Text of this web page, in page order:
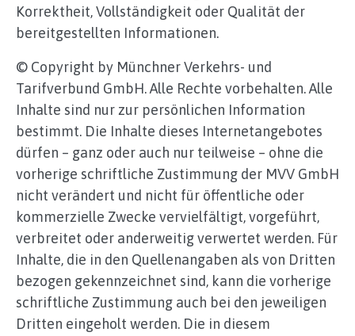
Korrektheit, Vollständigkeit oder Qualität der
bereitgestellten Informationen.
© Copyright by Münchner Verkehrs- und
Tarifverbund GmbH. Alle Rechte vorbehalten. Alle
Inhalte sind nur zur persönlichen Information
bestimmt. Die Inhalte dieses Internetangebotes
dürfen – ganz oder auch nur teilweise – ohne die
vorherige schriftliche Zustimmung der MVV GmbH
nicht verändert und nicht für öffentliche oder
kommerzielle Zwecke vervielfältigt, vorgeführt,
verbreitet oder anderweitig verwertet werden. Für
Inhalte, die in den Quellenangaben als von Dritten
bezogen gekennzeichnet sind, kann die vorherige
schriftliche Zustimmung auch bei den jeweiligen
Dritten eingeholt werden. Die in diesem